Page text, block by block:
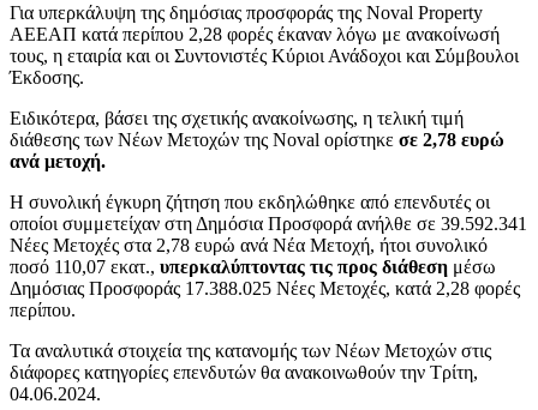
Για υπερκάλυψη της δημόσιας προσφοράς της Noval Property
ΑΕΕΑΠ κατά περίπου 2,28 φορές έκαναν λόγω με ανακοίνωσή
τους, η εταιρία και οι Συντονιστές Κύριοι Ανάδοχοι και Σύμβουλοι
Έκδοσης.
Ειδικότερα, βάσει της σχετικής ανακοίνωσης, η τελική τιμή
διάθεσης των Νέων Μετοχών της Noval ορίστηκε σε 2,78 ευρώ
ανά μετοχή.
Η συνολική έγκυρη ζήτηση που εκδηλώθηκε από επενδυτές οι
οποίοι συμμετείχαν στη Δημόσια Προσφορά ανήλθε σε 39.592.341
Νέες Μετοχές στα 2,78 ευρώ ανά Νέα Μετοχή, ήτοι συνολικό
ποσό 110,07 εκατ., υπερκαλύπτοντας τις προς διάθεση μέσω
Δημόσιας Προσφοράς 17.388.025 Νέες Μετοχές, κατά 2,28 φορές
περίπου.
Τα αναλυτικά στοιχεία της κατανομής των Νέων Μετοχών στις
διάφορες κατηγορίες επενδυτών θα ανακοινωθούν την Τρίτη,
04.06.2024.